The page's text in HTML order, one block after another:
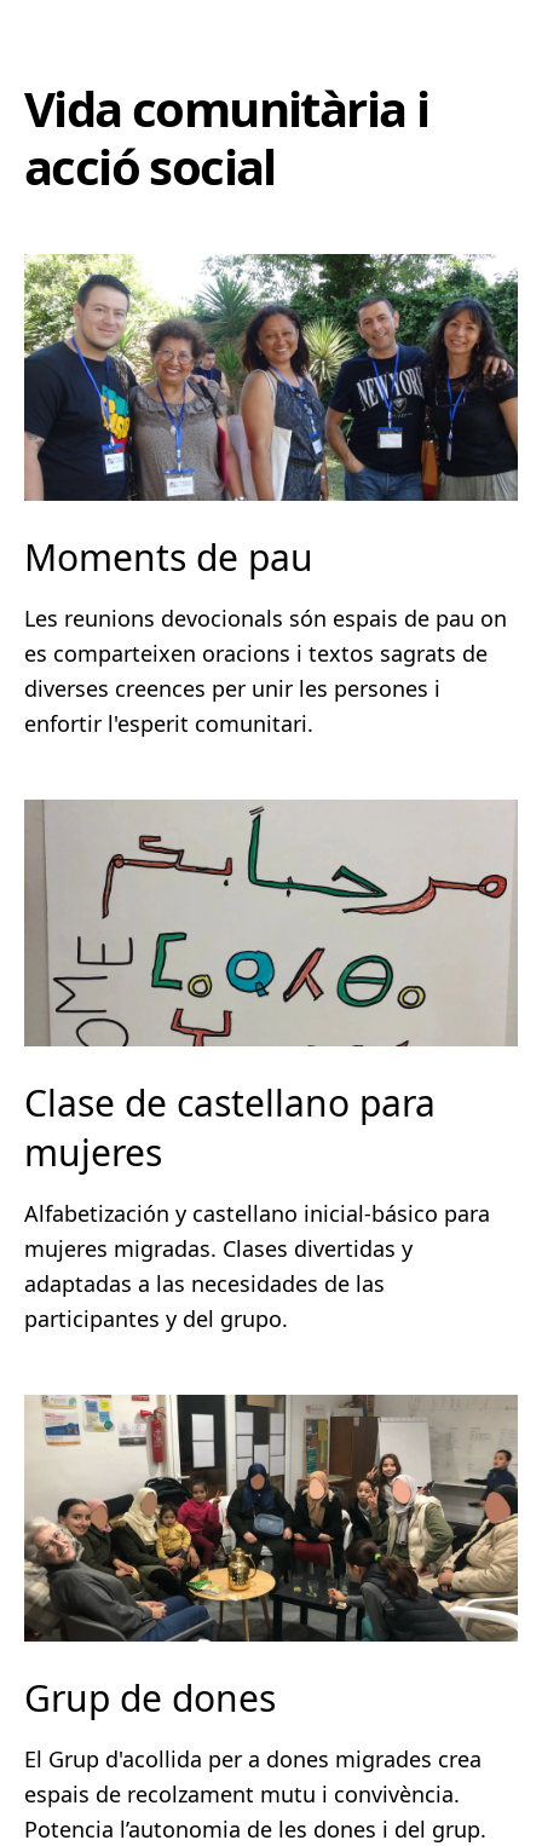
Vida comunitària i
acció social
Moments de pau
Les reunions devocionals són espais de pau on
es comparteixen oracions i textos sagrats de
diverses creences per unir les persones i
enfortir l'esperit comunitari.
Clase de castellano para
mujeres
Alfabetización y castellano inicial-básico para
mujeres migradas. Clases divertidas y
adaptadas a las necesidades de las
participantes y del grupo.
Grup de dones
El Grup d'acollida per a dones migrades crea
espais de recolzament mutu i convivència.
Potencia l’autonomia de les dones i del grup.